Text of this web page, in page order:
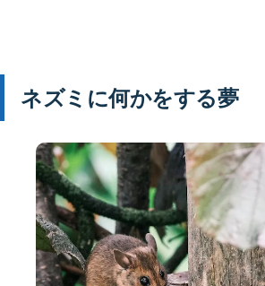
ネズミに何かをする夢